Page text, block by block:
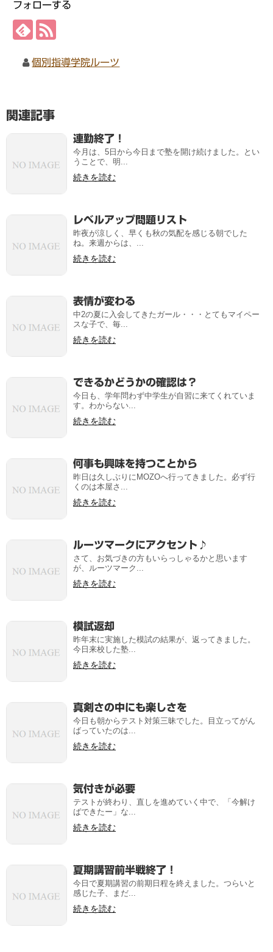
フォローする
個別指導学院ルーツ
関連記事
連勤終了！
今月は、5日から今日まで塾を開け続けました。とい
うことで、明...
続きを読む
レベルアップ問題リスト
昨夜が涼しく、早くも秋の気配を感じる朝でした
ね。来週からは、...
続きを読む
表情が変わる
中2の夏に入会してきたガール・・・とてもマイペー
スな子で、毎...
続きを読む
できるかどうかの確認は？
今日も、学年問わず中学生が自習に来てくれていま
す。わからない...
続きを読む
何事も興味を持つことから
昨日は久しぶりにMOZOへ行ってきました。必ず行
くのは本屋さ...
続きを読む
ルーツマークにアクセント♪
さて、お気づきの方もいらっしゃるかと思います
が、ルーツマーク...
続きを読む
模試返却
昨年末に実施した模試の結果が、返ってきました。
今日来校した塾...
続きを読む
真剣さの中にも楽しさを
今日も朝からテスト対策三昧でした。目立ってがん
ばっていたのは...
続きを読む
気付きが必要
テストが終わり、直しを進めていく中で、「今解け
ばできたー」な...
続きを読む
夏期講習前半戦終了！
今日で夏期講習の前期日程を終えました。つらいと
感じた子、まだ...
続きを読む